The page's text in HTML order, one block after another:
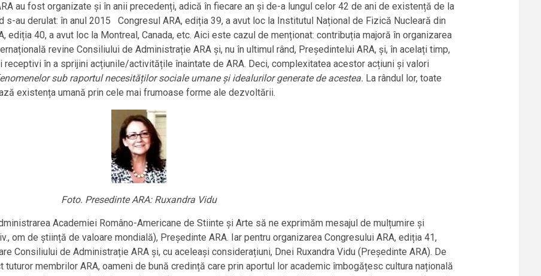
au fost organizate și în anii precedenți, adică în fiecare an și de-a lungul celor 42 de ani de existență de la
s-au derulat: în anul 2015 Congresul ARA, ediția 39, a avut loc la Institutul Național de Fizică Nucleară din
ediția 40, a avut loc la Montreal, Canada, etc. Aici este cazul de menționat: contribuția majoră în organizarea
revine Consiliului de Administrație ARA și, nu în ultimul rând, Președintelui ARA, și, în acelați timp,
în a sprijini acțiunile/activitățile înaintate de ARA. Deci, complexitatea acestor acțiuni și valori
sub raportul necesităților sociale umane și idealurilor generate de acestea. La rândul lor, toate
existența umană prin cele mai frumoase forme ale dezvoltării.
Foto. Presedinte ARA: Ruxandra Vidu
Academiei Româno-Americane de Stiinte și Arte să ne exprimăm mesajul de mulțumire și
om de știință de valoare mondială), Președinte ARA. Iar pentru organizarea Congresului ARA, ediția 41,
Consiliului de Administrație ARA și, cu aceleași considerațiuni, Dnei Ruxandra Vidu (Președinte ARA). De
membrilor ARA, oameni de bună credință care prin aportul lor academic îmbogățesc cultura națională